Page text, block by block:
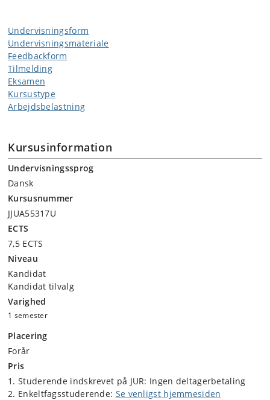
Undervisningsform
Undervisningsmateriale
Feedbackform
Tilmelding
Eksamen
Kursustype
Arbejdsbelastning
Kursusinformation
Undervisningssprog
Dansk
Kursusnummer
JJUA55317U
ECTS
7,5 ECTS
Niveau
Kandidat
Kandidat tilvalg
Varighed
1 semester
Placering
Forår
Pris
Studerende indskrevet på JUR: Ingen deltagerbetaling
Enkeltfagsstuderende: Se venligst hjemmesiden